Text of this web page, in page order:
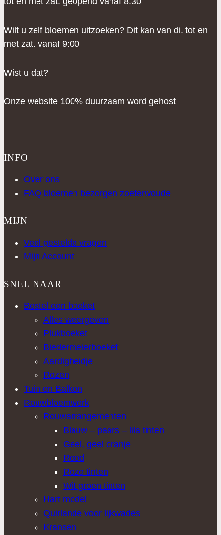
Wilt u zelf bloemen uitzoeken? Dit kan van di. tot en
met zat. vanaf 9:00
Wist u dat?
Onze website 100% duurzaam word gehost
INFO
Over ons
FAQ bloemen bezorgen zoeterwoude
MIJN
Veel gestelde vragen
Mijn Account
SNEL NAAR
Bestel een boeket
Alles weergeven
Plukboeket
Biedermeierboeket
Aardigheidje
Rozen
Tuin en Balkon
Rouwbloemwerk
Rouwarrangementen
Blauw – paars – lila tinten
Geel, geel oranje
Rood
Roze tinten
Wit groen tinten
Hart model
Quirlande voor lijkwades
Kransen